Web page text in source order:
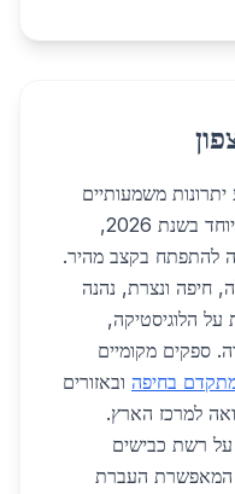
משמעותיים
לספקים באזור הצפון בישראל, במיוחד בשנת 2026,
להתפתח בקצב מהיר.
חיפה ונצרת, נהנה
הלוגיסטיקה,
ספקים מקומיים
בחיפה ובאזורים
למרכז הארץ.
על רשת כבישים
כמו כביש 6 וכביש 65, המאפשרת העברת